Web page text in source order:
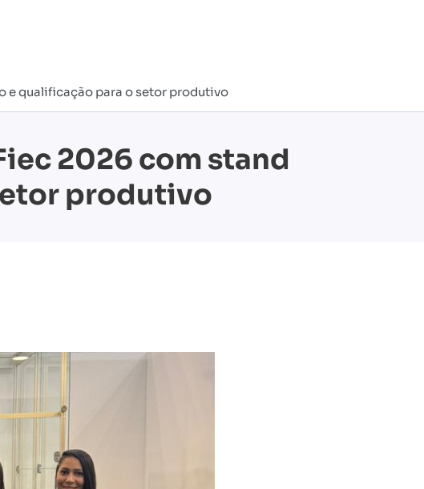
e qualificação para o setor produtivo
2026 com stand
produtivo